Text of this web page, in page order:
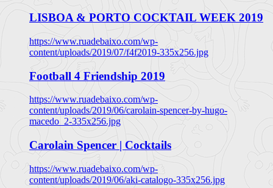
LISBOA & PORTO COCKTAIL WEEK 2019
https://www.ruadebaixo.com/wp-
content/uploads/2019/07/f4f2019-335x256.jpg
Football 4 Friendship 2019
https://www.ruadebaixo.com/wp-
content/uploads/2019/06/carolain-spencer-by-hugo-
macedo_2-335x256.jpg
Carolain Spencer | Cocktails
https://www.ruadebaixo.com/wp-
content/uploads/2019/06/aki-catalogo-335x256.jpg